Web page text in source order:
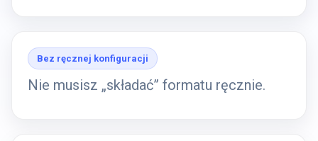
Bez ręcznej konfiguracji
Nie musisz „składać” formatu ręcznie.